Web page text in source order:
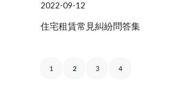
2022-09-12
住宅租賃常見糾紛問答集
1 2 3 4